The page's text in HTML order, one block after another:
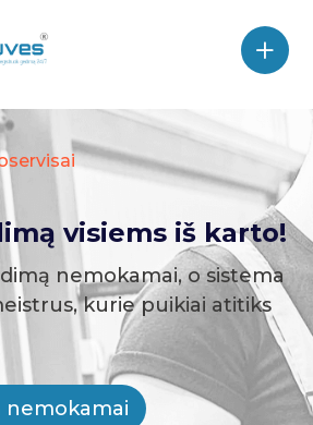
visiems iš karto!
nemokamai, o sistema
kurie puikiai atitiks
nemokamai